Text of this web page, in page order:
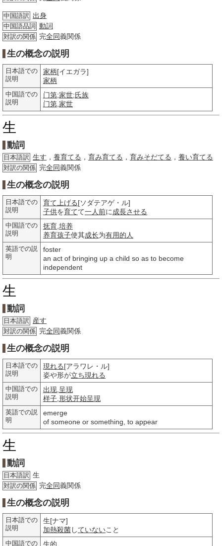
中国語訳 出身
中国語品詞 動詞
対訳の関係 完全同義関係
生の概念の説明
日本語での
説明
家柄[イエガラ]
家柄
中国語での
説明
门第;家世;氏族
门第 家世
生
動詞
日本語訳 生す ， 養育てる ， 育み育てる ， 育みそだてる ， 養い育てる
対訳の関係 完全同義関係
生の概念の説明
日本語での
説明
育て上げる[ソダテアゲ・ル]
子供を育てて一人前に成長させる
中国語での
説明
抚育 培养
养育孩子使其成长为有用的人
英語での説
明
foster
an act of bringing up a child so as to become
independent
生
動詞
日本語訳 産す
対訳の関係 完全同義関係
生の概念の説明
日本語での
説明
現れる[アラワレ・ル]
姿や形が立ち現れる
中国語での
説明
出现 呈现
样子 形状开始呈现
英語での説
明
emerge
of someone or something, to appear
生
動詞
日本語訳 生
対訳の関係 完全同義関係
生の概念の説明
日本語での
説明
生[ナマ]
加熱殺菌していないこと
中国語での 生的